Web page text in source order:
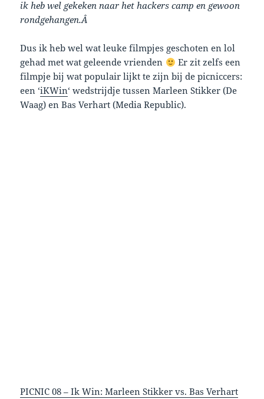
ik heb wel gekeken naar het hackers camp en gewoon
rondgehangen.Â
Dus ik heb wel wat leuke filmpjes geschoten en lol
gehad met wat geleende vrienden
Er zit zelfs een
filmpje bij wat populair lijkt te zijn bij de picniccers:
een ‘iKWin‘ wedstrijdje tussen Marleen Stikker (De
Waag) en Bas Verhart (Media Republic).
PICNIC 08 – Ik Win: Marleen Stikker vs. Bas Verhart